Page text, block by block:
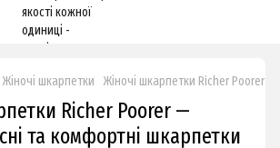
Жіночі шкарпетки Жіночі шкарпетки Richer Poorer
Richer Poorer —
та комфортні шкарпетки